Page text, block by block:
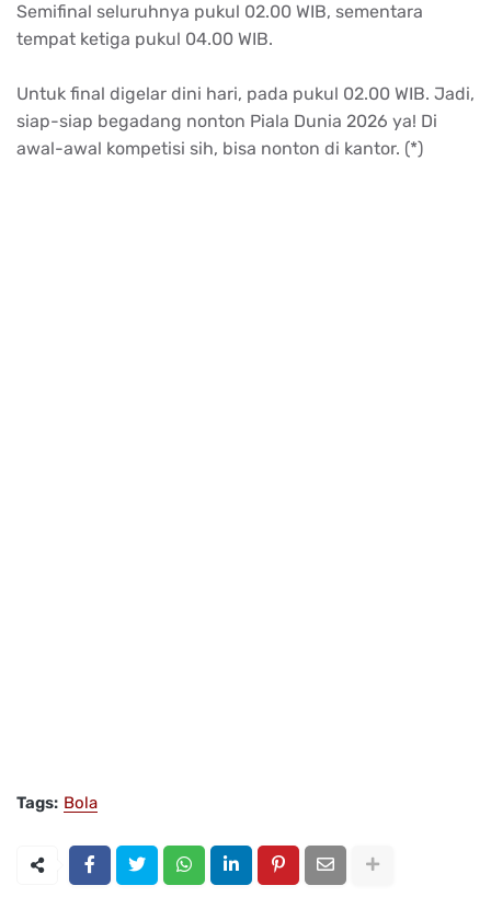
Semifinal seluruhnya pukul 02.00 WIB, sementara
tempat ketiga pukul 04.00 WIB.
Untuk final digelar dini hari, pada pukul 02.00 WIB. Jadi,
siap-siap begadang nonton Piala Dunia 2026 ya! Di
awal-awal kompetisi sih, bisa nonton di kantor. (*)
Tags: Bola